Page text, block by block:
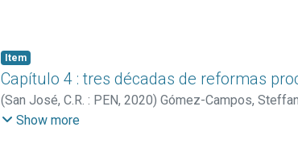
Item
Capítulo 4 : tres décadas de reformas
(San José, C.R. : PEN, 2020) Gómez-Campos, Steffan
(Costa Rica). Programa Estado de la Nación
Show more